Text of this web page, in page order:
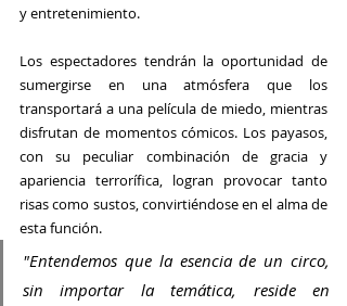
y entretenimiento.
Los espectadores tendrán la oportunidad de
sumergirse en una atmósfera que los
transportará a una película de miedo, mientras
disfrutan de momentos cómicos. Los payasos,
con su peculiar combinación de gracia y
apariencia terrorífica, logran provocar tanto
risas como sustos, convirtiéndose en el alma de
esta función.
"Entendemos que la esencia de un circo,
sin importar la temática, reside en